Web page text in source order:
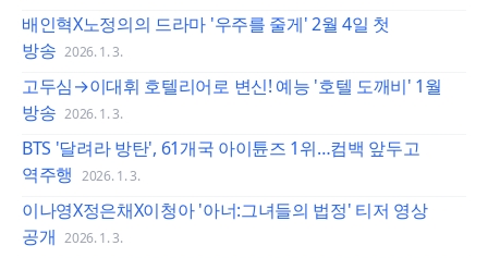
배인혁X노정의의 드라마 '우주를 줄게' 2월 4일 첫
방송 2026. 1. 3.
고두심→이대휘 호텔리어로 변신! 예능 '호텔 도깨비' 1월
방송 2026. 1. 3.
BTS '달려라 방탄', 61개국 아이튠즈 1위…컴백 앞두고
역주행 2026. 1. 3.
이나영X정은채X이청아 '아너:그녀들의 법정' 티저 영상
공개 2026. 1. 3.